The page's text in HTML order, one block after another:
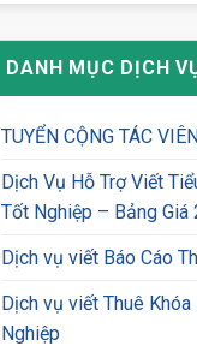
DANH MỤC DỊCH
TUYỂN CỘNG TÁC
Dịch Vụ Hỗ Trợ Viết
Tốt Nghiệp – Bảng Giá
Dịch vụ viết Báo Cáo
Dịch vụ viết Thuê
Nghiệp